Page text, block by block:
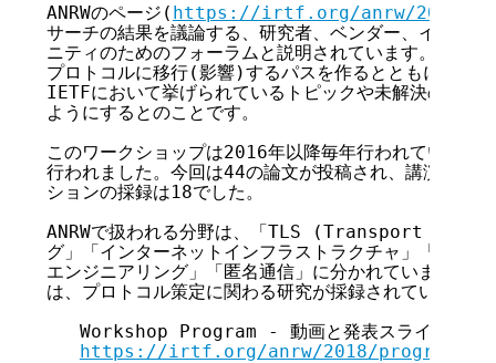
ANRWのページ( https://irtf.org/anrw/2018/
サーチの結果を議論する、研究者、ベンダー、インタ
ニティのためのフォーラムと説明されています。アカ
プロトコルに移行(影響)するパスを作るとともに、ア
IETFにおいて挙げられているトピックや未解決の問題
ようにするとのことです。
このワークショップは2016年以降毎年行われていて
行われました。今回は44の論文が投稿され、講演の採
ションの採録は18でした。
ANRWで扱われる分野は、「TLS (Transport
グ」「インターネットインフラストラクチャ」「輻輳
エンジニアリング」「匿名通信」に分かれています。
は、プロトコル策定に関わる研究が採録されているよう
   Workshop Program - 動画と発表スライド
https://irtf.org/anrw/2018/